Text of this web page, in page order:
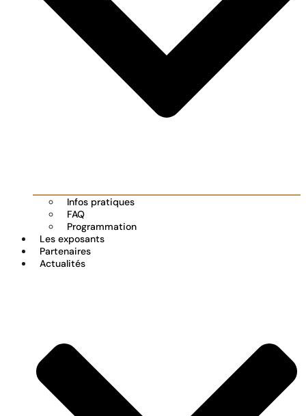
Infos pratiques
FAQ
Programmation
Les exposants
Partenaires
Actualités